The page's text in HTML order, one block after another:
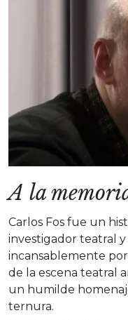
A la
Carlos Fos fue un
investigador teatral
incansablemente
de la escena teatral
un humilde
ternura.